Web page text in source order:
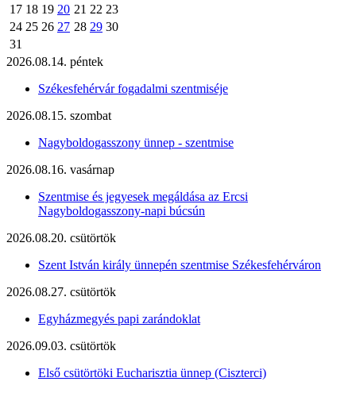
17 18 19 20 21 22 23
24 25 26 27 28 29 30
31
2026.08.14. péntek
Székesfehérvár fogadalmi szentmiséje
2026.08.15. szombat
Nagyboldogasszony ünnep - szentmise
2026.08.16. vasárnap
Szentmise és jegyesek megáldása az Ercsi
Nagyboldogasszony-napi búcsún
2026.08.20. csütörtök
Szent István király ünnepén szentmise Székesfehérváron
2026.08.27. csütörtök
Egyházmegyés papi zarándoklat
2026.09.03. csütörtök
Első csütörtöki Eucharisztia ünnep (Ciszterci)